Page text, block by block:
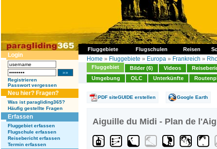
Fluggebiete Flugschulen Reisen
Login
Registrieren
Passwort vergessen
Neu hier? Fragen?
Was ist paragliding365?
Häufig gestellte Fragen
Erfassen
Fluggebiet erfassen
Flugschule erfassen
Reisebericht erfassen
Termin erfassen
Home » Fluggebiete » Europa » Frankreich »
Fluggebiet Bilder (6) Videos
Umgebung
OLC Unterkünfte
PDF siteGUIDE erstellen Google Earth
Aiguille du Midi - Plan de